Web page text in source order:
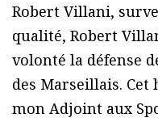
Robert Villani,
qualité, Robert
volonté la défense
des Marseillais.
mon Adjoint aux